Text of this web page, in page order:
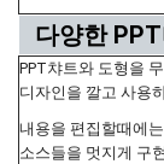
다양한
PPT챠트와 도형을
디자인을 깔고 사용
내용을 편집할때에
소스들을 멋지게 구